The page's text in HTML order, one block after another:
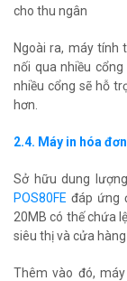
cho thu ngân
Ngoài ra, máy tính
nối qua nhiều
nhiều cổng sẽ hỗ
hơn.
2.4. Máy in hóa
Sở hữu dung
POS80FE đáp ứng
20MB có thế chứa
siêu thị và cửa hàng
Thêm vào đó,